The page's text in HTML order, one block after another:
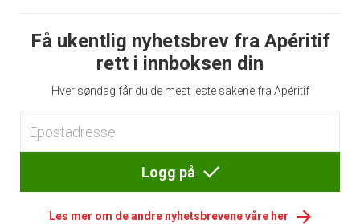
Få ukentlig nyhetsbrev fra Apéritif
rett i innboksen din
Hver søndag får du de mest leste sakene fra Apéritif
Logg på
Les mer om de andre nyhetsbrevene våre her